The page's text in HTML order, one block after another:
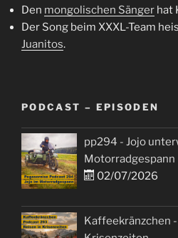
Den mongolischen Sänger hat
Der Song beim XXXL-Team
Juanitos.
PODCAST – EPISODEN
pp294 - Jojo
Motorradgespann
02/07/2026
Kaffeekränzchen -